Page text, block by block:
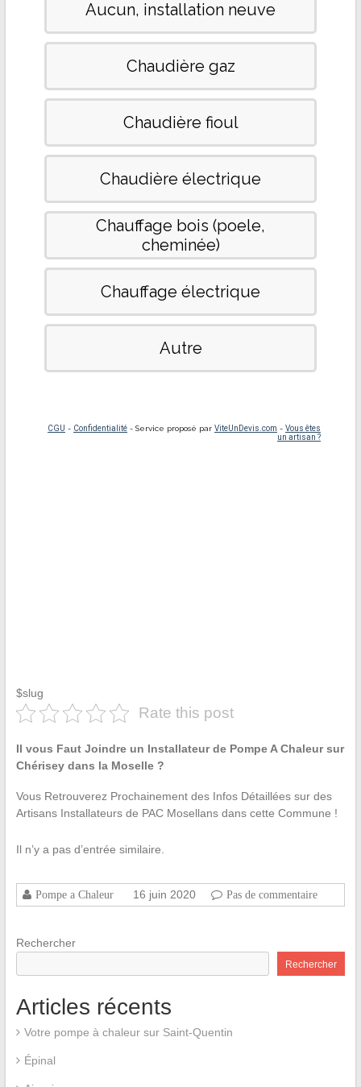
$slug
Rate this post
Il vous Faut Joindre un Installateur de Pompe A Chaleur sur
Chérisey dans la Moselle ?
Vous Retrouverez Prochainement des Infos Détaillées sur des
Artisans Installateurs de PAC Mosellans dans cette Commune !
Il n’y a pas d’entrée similaire.
Pompe a Chaleur 16 juin 2020 Pas de commentaire
Rechercher
Rechercher
Articles récents
Votre pompe à chaleur sur Saint-Quentin
Épinal